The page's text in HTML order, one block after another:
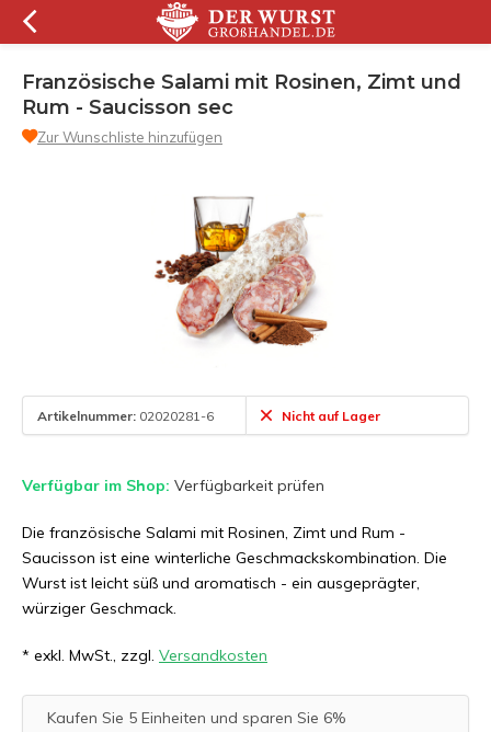
Französische Salami mit Rosinen, Zimt und
Rum - Saucisson sec
Zur Wunschliste hinzufügen
Artikelnummer: 02020281-6 Nicht auf Lager
Verfügbar im Shop: Verfügbarkeit prüfen
Die französische Salami mit Rosinen, Zimt und Rum -
Saucisson ist eine winterliche Geschmackskombination. Die
Wurst ist leicht süß und aromatisch - ein ausgeprägter,
würziger Geschmack.
* exkl. MwSt., zzgl. Versandkosten
Kaufen Sie 5 Einheiten und sparen Sie 6%